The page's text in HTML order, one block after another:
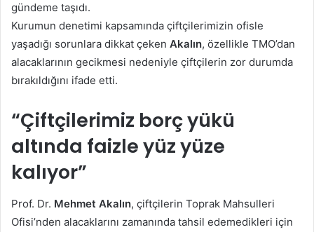
gündeme taşıdı.
Kurumun denetimi kapsamında çiftçilerimizin ofisle
yaşadığı sorunlara dikkat çeken Akalın, özellikle TMO’dan
alacaklarının gecikmesi nedeniyle çiftçilerin zor durumda
bırakıldığını ifade etti.
“Çiftçilerimiz borç yükü
altında faizle yüz yüze
kalıyor”
Prof. Dr. Mehmet Akalın, çiftçilerin Toprak Mahsulleri
Ofisi’nden alacaklarını zamanında tahsil edemedikleri için